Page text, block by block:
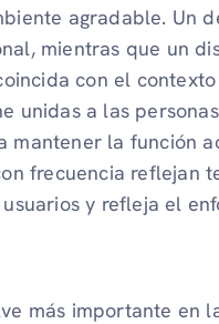
agradable. Un
mientras que un
con el
unidas a las
la función
frecuencia reflejan
y refleja el
más importante en